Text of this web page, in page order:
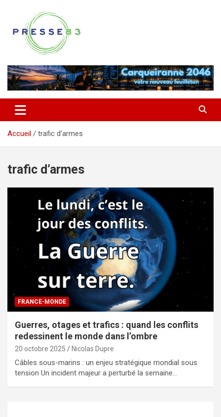
contenu
Presse 83
Accueil trafic d’armes
trafic d’armes
FRANCE-MONDE
Guerres, otages et trafics : quand les conflits
redessinent le monde dans l’ombre
20 octobre 2025 Nicolas Dupre
Câbles sous-marins : un enjeu stratégique mondial sous
tension Un incident majeur a perturbé la semaine…